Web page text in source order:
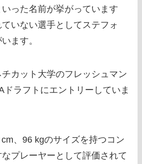
いった名前が挙がっています
いない選手としてステフォ
ます。
カット大学のフレッシュマン
ドラフトにエントリーしていま
、96 kgのサイズを持つコン
プレーヤーとして評価されて